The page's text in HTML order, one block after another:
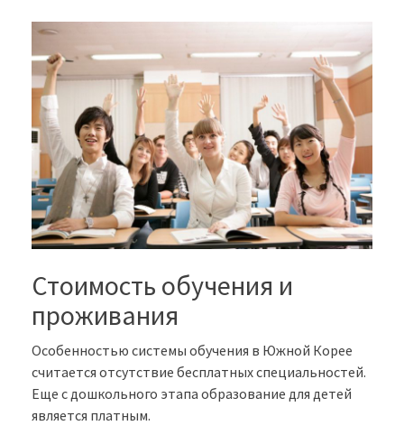
Стоимость обучения и
проживания
Особенностью системы обучения в Южной Корее
считается отсутствие бесплатных специальностей.
Еще с дошкольного этапа образование для детей
является платным.